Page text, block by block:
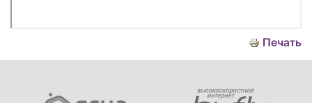
Печать